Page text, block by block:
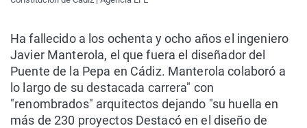
Ha fallecido a los ochenta y ocho años el ingeniero
Javier Manterola, el que fuera el diseñador del
Puente de la Pepa en Cádiz. Manterola colaboró a
lo largo de su destacada carrera" con
"renombrados" arquitectos dejando "su huella en
más de 230 proyectos Destacó en el diseño de